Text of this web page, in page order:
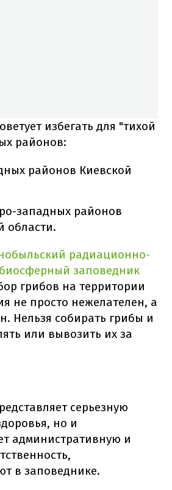
избегать для "тихой
районов:
районов Киевской
западных районов
области.
радиационно-
заповедник
грибов на территории
не просто нежелателен, а
Нельзя собирать грибы и
или вывозить их за
серьезную
но и
административную и
в заповеднике.